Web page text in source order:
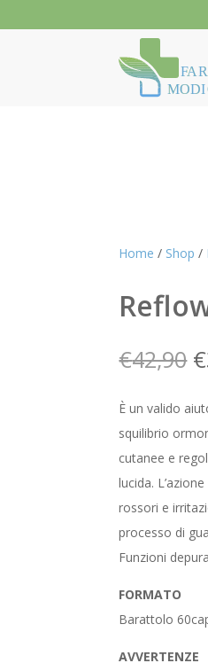
F
MODI
Home / Shop /
€42,90 Il
€
È un valido
squilibrio
cutanee e
lucida.
rossori e
processo di
Funzioni
FORMATO
Barattolo
AVVERTENZE